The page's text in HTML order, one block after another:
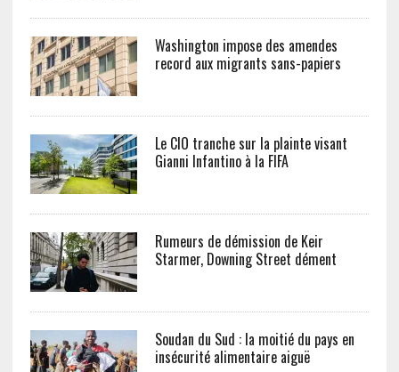
Washington impose des amendes
record aux migrants sans-papiers
Le CIO tranche sur la plainte visant
Gianni Infantino à la FIFA
Rumeurs de démission de Keir
Starmer, Downing Street dément
Soudan du Sud : la moitié du pays en
insécurité alimentaire aiguë